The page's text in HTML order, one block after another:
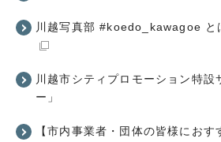
川越写真部 #koedo_kawagoe と
川越市シティプロモーション特設
ー」
【市内事業者・団体の皆様にお